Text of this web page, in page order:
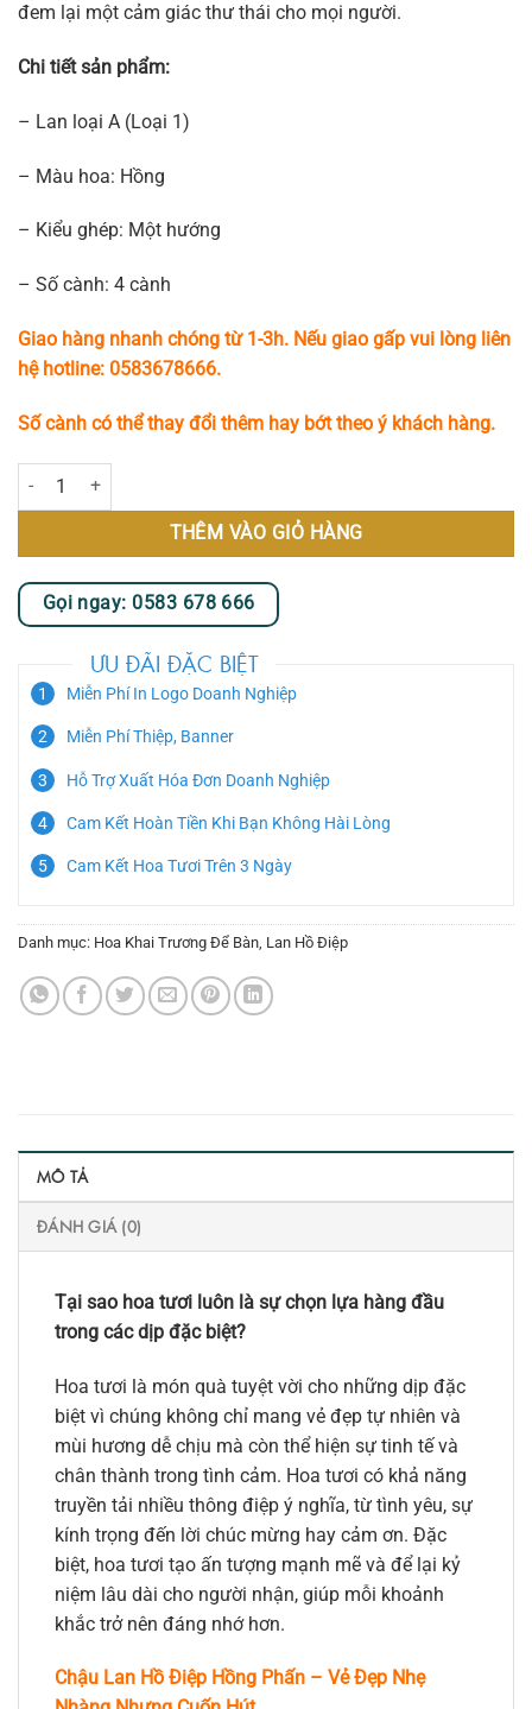
đem lại một cảm giác thư thái cho mọi người.
Chi tiết sản phẩm:
– Lan loại A (Loại 1)
– Màu hoa: Hồng
– Kiểu ghép: Một hướng
– Số cành: 4 cành
Giao hàng nhanh chóng từ 1-3h. Nếu giao gấp vui lòng liên
hệ hotline: 0583678666.
Số cành có thể thay đổi thêm hay bớt theo ý khách hàng.
Chậu Lan Hồ Điệp Hồng Phấn – Vẻ Đẹp Nhẹ Nhàng Nhưng Cuốn Hút
THÊM VÀO GIỎ HÀNG
Gọi ngay: 0583 678 666
ƯU ĐÃI ĐẶC BIỆT
Miễn Phí In Logo Doanh Nghiệp
Miễn Phí Thiệp, Banner
Hỗ Trợ Xuất Hóa Đơn Doanh Nghiệp
Cam Kết Hoàn Tiền Khi Bạn Không Hài Lòng
Cam Kết Hoa Tươi Trên 3 Ngày
Danh mục: Hoa Khai Trương Để Bàn Lan Hồ Điệp
MÔ TẢ
ĐÁNH GIÁ (0)
Tại sao hoa tươi luôn là sự chọn lựa hàng đầu
trong các dịp đặc biệt?
Hoa tươi là món quà tuyệt vời cho những dịp đặc
biệt vì chúng không chỉ mang vẻ đẹp tự nhiên và
mùi hương dễ chịu mà còn thể hiện sự tinh tế và
chân thành trong tình cảm. Hoa tươi có khả năng
truyền tải nhiều thông điệp ý nghĩa, từ tình yêu, sự
kính trọng đến lời chúc mừng hay cảm ơn. Đặc
biệt, hoa tươi tạo ấn tượng mạnh mẽ và để lại kỷ
niệm lâu dài cho người nhận, giúp mỗi khoảnh
khắc trở nên đáng nhớ hơn.
Chậu Lan Hồ Điệp Hồng Phấn – Vẻ Đẹp Nhẹ